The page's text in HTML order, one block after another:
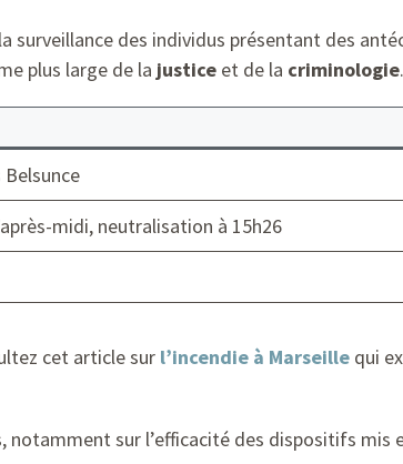
surveillance des individus présentant des
plus large de la justice et de la criminologie.
midi, neutralisation à 15h26
cet article sur l’incendie à Marseille qui
sur l’efficacité des dispositifs mis